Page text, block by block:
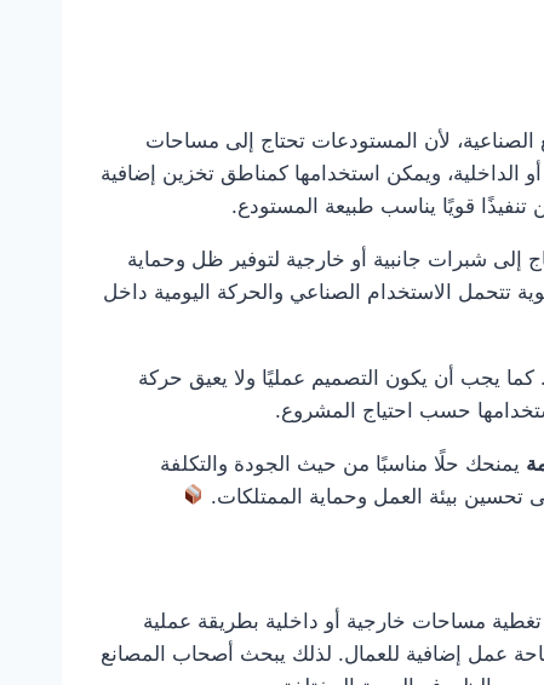
لأن المستودعات تحتاج إلى مساحات
الداخلية، ويمكن استخدامها كمناطق تخزين إضافية
قويًا يناسب طبيعة المستودع.
إلى شبرات جانبية أو خارجية لتوفير ظل وحماية
تتحمل الاستخدام الصناعي والحركة اليومية داخل
يجب أن يكون التصميم عمليًا ولا يعيق حركة
حسب احتياج المشروع.
يمنحك حلًا مناسبًا من حيث الجودة والتكلفة
بيئة العمل وحماية الممتلكات.
مساحات خارجية أو داخلية بطريقة عملية
عمل إضافية للعمال. لذلك يبحث أصحاب المصانع